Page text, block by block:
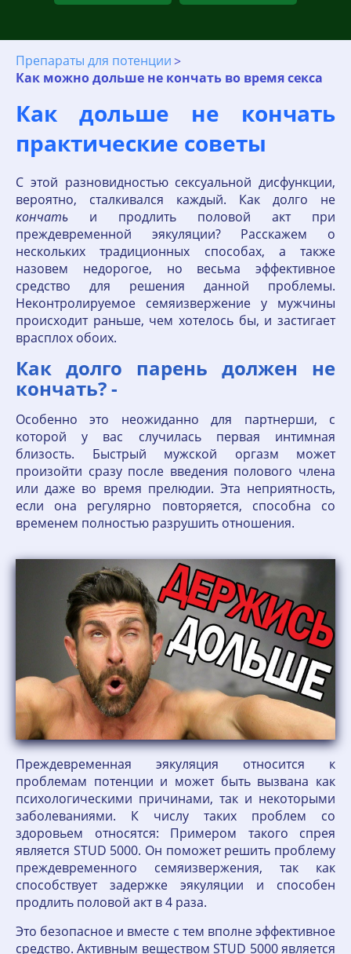
Препараты для потенции
Как можно дольше не кончать во время секса
Как дольше не кончать
практические советы
С этой разновидностью сексуальной дисфункции,
вероятно, сталкивался каждый. Как долго не
кончать и продлить половой акт при
преждевременной эякуляции? Расскажем о
нескольких традиционных способах, а также
назовем недорогое, но весьма эффективное
средство для решения данной проблемы.
Неконтролируемое семяизвержение у мужчины
происходит раньше, чем хотелось бы, и застигает
врасплох обоих.
Как долго парень должен не
кончать? -
Особенно это неожиданно для партнерши, с
которой у вас случилась первая интимная
близость. Быстрый мужской оргазм может
произойти сразу после введения полового члена
или даже во время прелюдии. Эта неприятность,
если она регулярно повторяется, способна со
временем полностью разрушить отношения.
Преждевременная эякуляция относится к
проблемам потенции и может быть вызвана как
психологическими причинами, так и некоторыми
заболеваниями. К числу таких проблем со
здоровьем относятся: Примером такого спрея
является STUD 5000. Он поможет решить проблему
преждевременного семяизвержения, так как
способствует задержке эякуляции и способен
продлить половой акт в 4 раза.
Это безопасное и вместе с тем вполне эффективное
средство. Активным веществом STUD 5000 является